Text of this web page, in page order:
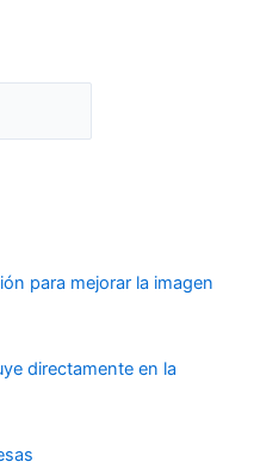
para mejorar la imagen
directamente en la